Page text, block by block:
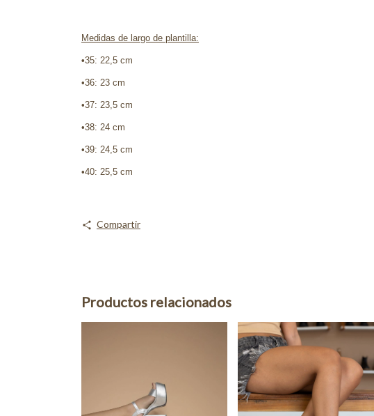
Medidas de largo de plantilla:
•35: 22,5 cm
•36: 23 cm
•37: 23,5 cm
•38: 24 cm
•39: 24,5 cm
•40: 25,5 cm
Compartir
Productos relacionados